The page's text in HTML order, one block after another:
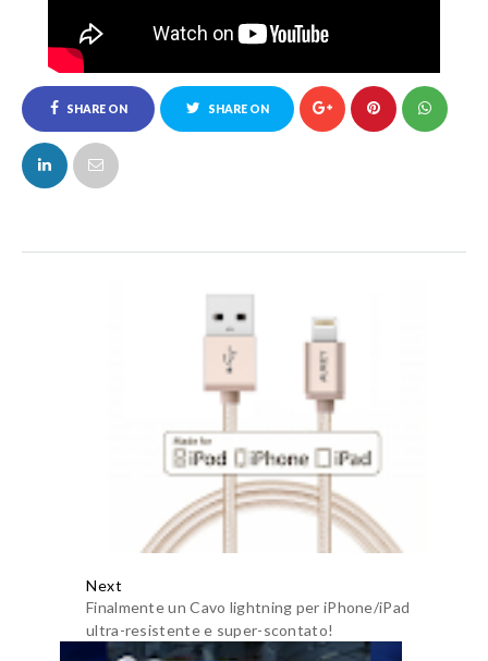
SHARE ON
FACEBOOK
SHARE ON
Next
Finalmente un Cavo lightning per iPhone/iPad
ultra-resistente e super-scontato!